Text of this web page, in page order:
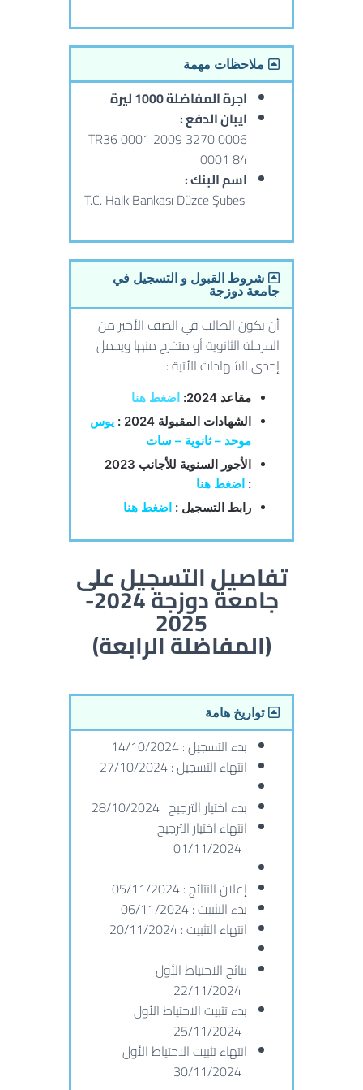
ملاحظات مهمة
اجرة المفاضلة 1000 ليرة
ايبان الدفع :
TR36 0001 2009 3270 0006
0001 84
اسم البنك :
T.C. Halk Bankası Düzce Şubesi
شروط القبول و التسجيل في
جامعة دوزجة
أن يكون الطالب في الصف الأخير من
المرحلة الثانوية أو متخرج منها ويحمل
إحدى الشهادات الأتية :
مقاعد 2024:
اضغط هنا
الشهادات المقبولة 2024 :
يوس
موحد – ثانوية – سات
الأجور السنوية للأجانب 2023
: اضغط هنا
رابط التسجيل : اضغط هنا
تفاصيل التسجيل على
جامعة دوزجة 2024-
2025
(المفاضلة الرابعة)
تواريخ هامة
بدء التسجيل : 14/10/2024
انتهاء التسجيل : 27/10/2024
.
بدء اختيار الترجيح : 28/10/2024
انتهاء اختيار الترجيح
: 01/11/2024
.
إعلان النتائج : 05/11/2024
بدء التثبيت : 06/11/2024
انتهاء التثبيت : 20/11/2024
.
نتائح الاحتياط الأول
: 22/11/2024
بدء تثبيت الاحتياط الأول
: 25/11/2024
انتهاء تثبيت الاحتياط الأول
: 30/11/2024